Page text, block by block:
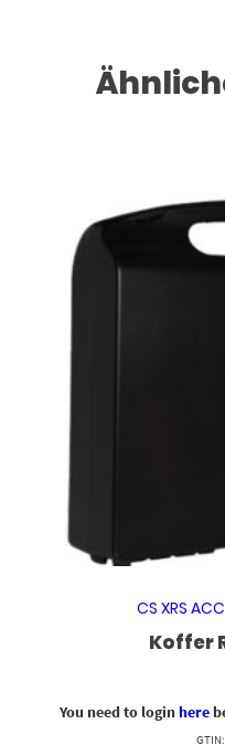
CS XRS
Koffer
You need to loginhere